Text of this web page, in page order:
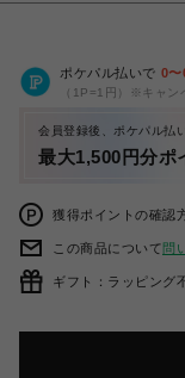
ポケパル払いで 0〜
（1P=1円）※キャン
会員登録後、ポケパル払
最大1,500円分ポ
獲得ポイントの確認
この商品について問
ギフト：ラッピング